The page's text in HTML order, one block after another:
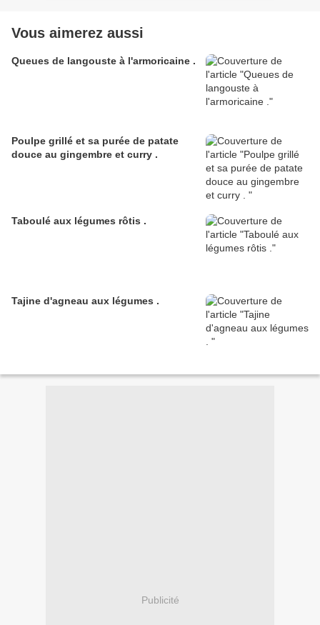
Vous aimerez aussi
Queues de langouste à l'armoricaine .
Poulpe grillé et sa purée de patate
douce au gingembre et curry .
Taboulé aux légumes rôtis .
Tajine d'agneau aux légumes .
Publicité